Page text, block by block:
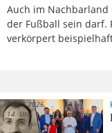
Auch im
der Fußball sein darf.
verkörpert
07.07.2026,
14 Uhr
Maximilian
Lutz